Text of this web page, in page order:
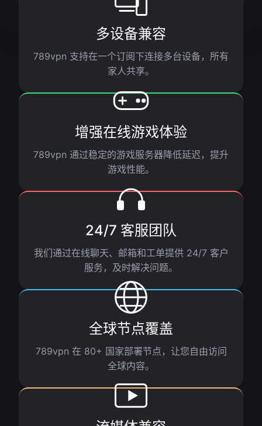
多设备兼容
789vpn 支持在一个订阅下连接多台设备，所有
家人共享。
增强在线游戏体验
789vpn 通过稳定的游戏服务器降低延迟，提升
游戏性能。
24/7 客服团队
我们通过在线聊天、邮箱和工单提供 24/7 客户
服务，及时解决问题。
全球节点覆盖
789vpn 在 80+ 国家部署节点，让您自由访问
全球内容。